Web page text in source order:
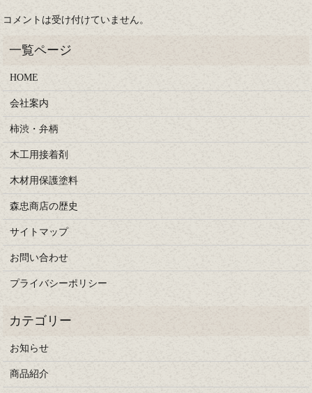
コメントは受け付けていません。
HOME
会社案内
柿渋・弁柄
木工用接着剤
木材用保護塗料
森忠商店の歴史
サイトマップ
お問い合わせ
プライバシーポリシー
お知らせ
商品紹介